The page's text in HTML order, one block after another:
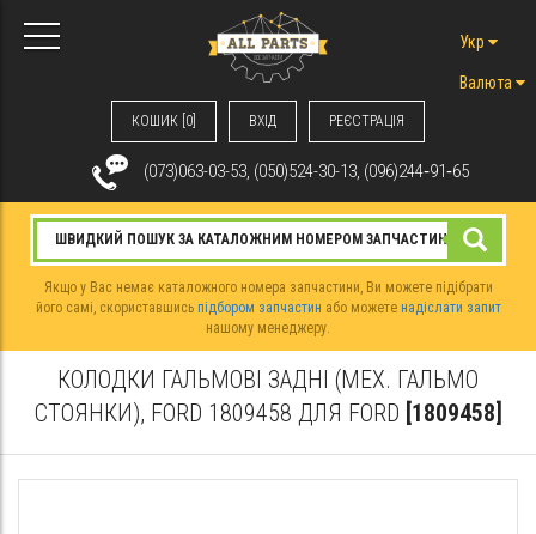
КОШИК [0] ВХIД РЕЄСТРАЦІЯ
Укр
Валюта
(073)063-03-53, (050)524-30-13, (096)244‑91‑65
Якщо у Вас немає каталожного номера запчастини, Ви можете підібрати
його самі, скориставшись підбором запчастин або можете надіслати запит
нашому менеджеру.
КОЛОДКИ ГАЛЬМОВІ ЗАДНІ (МЕХ. ГАЛЬМО
СТОЯНКИ), FORD 1809458 ДЛЯ FORD [1809458]